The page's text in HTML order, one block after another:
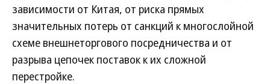
зависимости от Китая, от риска прямых
значительных потерь от санкций к многослойной
схеме внешнеторгового посредничества и от
разрыва цепочек поставок к их сложной
перестройке.